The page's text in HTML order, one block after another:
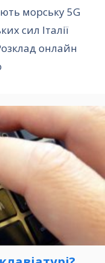
морську 5G
сил Італії
онлайн